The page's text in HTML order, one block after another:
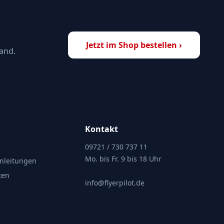
Jetzt im Shop bestellen ›
Kontakt
09721 / 730 737 11
Mo. bis Fr. 9 bis 18 Uhr
info@flyerpilot.de